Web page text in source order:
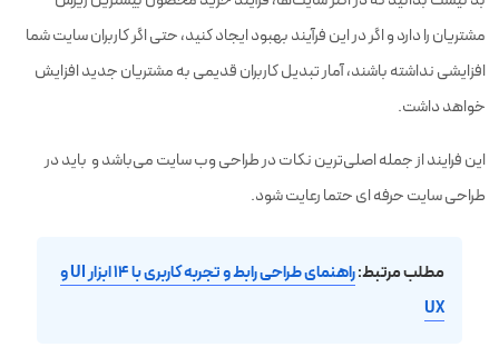
مشتریان را دارد و اگر در این فرآیند بهبود ایجاد کنید، حتی اگر کاربران سایت شما
افزایشی نداشته باشند، آمار تبدیل کاربران قدیمی به مشتریان جدید افزایش
خواهد داشت.
این فرایند از جمله اصلی‌‌ترین نکات در طراحی وب سایت می‌باشد و باید در
طراحی سایت حرفه ای حتما رعایت شود.
مطلب مرتبط:
راهنمای طراحی رابط و تجربه کاربری با ۱۴ ابزار UI و
UX